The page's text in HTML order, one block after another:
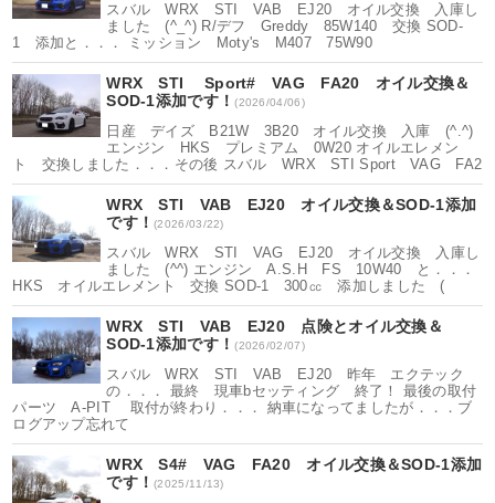
スバル WRX STI VAB EJ20 オイル交換 入庫し
ました (^_^) R/デフ Greddy 85W140 交換 SOD-
1 添加と．．． ミッション Moty's M407 75W90
WRX STI Sport# VAG FA20 オイル交換＆
SOD-1添加です！(2026/04/06)
日産 デイズ B21W 3B20 オイル交換 入庫 (^.^)
エンジン HKS プレミアム 0W20 オイルエレメン
ト 交換しました．．．その後 スバル WRX STI Sport VAG FA2
WRX STI VAB EJ20 オイル交換＆SOD-1添加
です！(2026/03/22)
スバル WRX STI VAG EJ20 オイル交換 入庫し
ました (^^) エンジン A.S.H FS 10W40 と．．．
HKS オイルエレメント 交換 SOD-1 300㏄ 添加しました (
WRX STI VAB EJ20 点険とオイル交換＆
SOD-1添加です！(2026/02/07)
スバル WRX STI VAB EJ20 昨年 エクテック
の．．． 最終 現車bセッティング 終了！ 最後の取付
パーツ A-PIT 取付が終わり．．． 納車になってましたが．．．ブ
ログアップ忘れて
WRX S4# VAG FA20 オイル交換＆SOD-1添加
です！(2025/11/13)